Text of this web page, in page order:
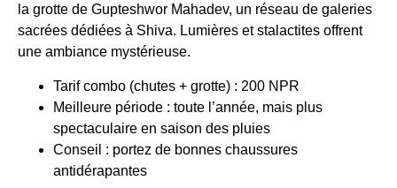
la grotte de Gupteshwor Mahadev, un réseau de galeries
sacrées dédiées à Shiva. Lumières et stalactites offrent
une ambiance mystérieuse.
Tarif combo (chutes + grotte) : 200 NPR
Meilleure période : toute l’année, mais plus
spectaculaire en saison des pluies
Conseil : portez de bonnes chaussures
antidérapantes